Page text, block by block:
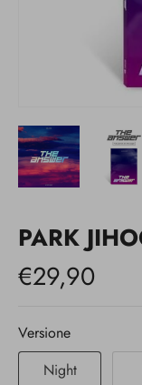
PARK
€29,90
Versione
Night